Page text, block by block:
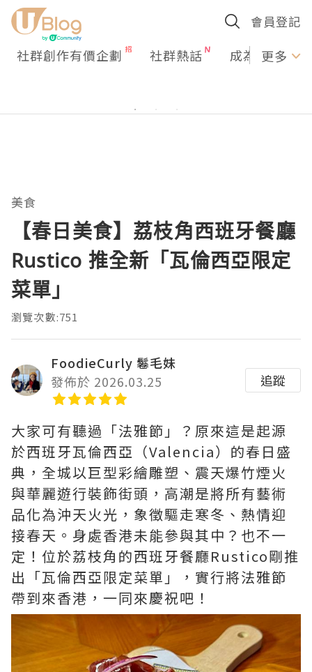
會員登記
社群創作有價企劃 社群熱話 成為U更多
美食
【春日美食】荔枝角西班牙餐廳
Rustico 推全新「瓦倫西亞限定
菜單」
瀏覽次數:751
FoodieCurly 鬈毛妹
發佈於 2026.03.25
追蹤
大家可有聽過「法雅節」？原來這是起源
於西班牙瓦倫西亞（Valencia）的春日盛
典，全城以巨型彩繪雕塑、震天爆竹煙火
與華麗遊行裝飾街頭，高潮是將所有藝術
品化為沖天火光，象徵驅走寒冬、熱情迎
接春天。身處香港未能參與其中？也不一
定！位於荔枝角的西班牙餐廳Rustico剛推
出「瓦倫西亞限定菜單」，實行將法雅節
帶到來香港，一同來慶祝吧！